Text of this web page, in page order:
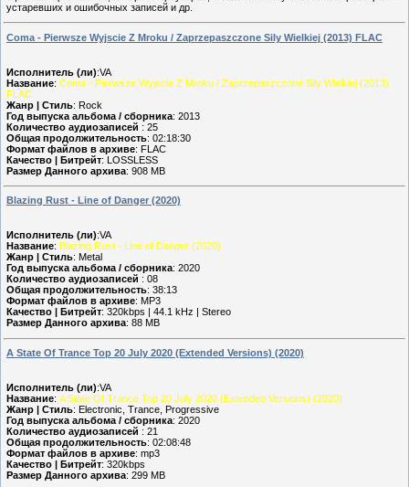
устаревших и ошибочных записей и др.
Coma - Pierwsze Wyjscie Z Mroku / Zaprzepaszczone Sily Wielkiej (2013) FLAC
Исполнитель (ли):VA
Название: Coma - Pierwsze Wyjscie Z Mroku / Zaprzepaszczone Sily Wielkiej (2013)
FLAC
Жанр | Стиль: Rock
Год выпуска альбома / сборника: 2013
Количество аудиозаписей : 25
Общая продолжительность: 02:18:30
Формат файлов в архиве: FLAC
Качество | Битрейт: LOSSLESS
Размер Данного архива: 908 MB
Blazing Rust - Line of Danger (2020)
Исполнитель (ли):VA
Название: Blazing Rust - Line of Danger (2020)
Жанр | Стиль: Metal
Год выпуска альбома / сборника: 2020
Количество аудиозаписей : 08
Общая продолжительность: 38:13
Формат файлов в архиве: MP3
Качество | Битрейт: 320kbps | 44.1 kHz | Stereo
Размер Данного архива: 88 MB
A State Of Trance Top 20 July 2020 (Extended Versions) (2020)
Исполнитель (ли):VA
Название: A State Of Trance Top 20 July 2020 (Extended Versions) (2020)
Жанр | Стиль: Electronic, Trance, Progressive
Год выпуска альбома / сборника: 2020
Количество аудиозаписей : 21
Общая продолжительность: 02:08:48
Формат файлов в архиве: mp3
Качество | Битрейт: 320kbps
Размер Данного архива: 299 MB